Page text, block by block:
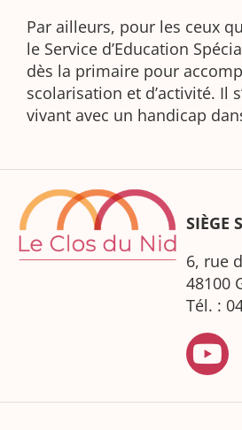
Par ailleurs, pour les ceux
le Service d’Education
dès la primaire pour
scolarisation et d’activité. Il
vivant avec un handicap
SIÈGE
6, rue
48100
Tél. :